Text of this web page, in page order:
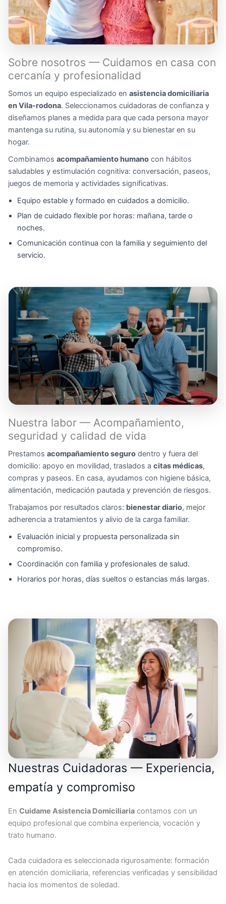
Sobre nosotros — Cuidamos en casa con
cercanía y profesionalidad
Somos un equipo especializado en asistencia domiciliaria
en Vila-rodona. Seleccionamos cuidadoras de confianza y
diseñamos planes a medida para que cada persona mayor
mantenga su rutina, su autonomía y su bienestar en su
hogar.
Combinamos acompañamiento humano con hábitos
saludables y estimulación cognitiva: conversación, paseos,
juegos de memoria y actividades significativas.
Equipo estable y formado en cuidados a domicilio.
Plan de cuidado flexible por horas: mañana, tarde o
noches.
Comunicación continua con la familia y seguimiento del
servicio.
Nuestra labor — Acompañamiento,
seguridad y calidad de vida
Prestamos acompañamiento seguro dentro y fuera del
domicilio: apoyo en movilidad, traslados a citas médicas,
compras y paseos. En casa, ayudamos con higiene básica,
alimentación, medicación pautada y prevención de riesgos.
Trabajamos por resultados claros: bienestar diario, mejor
adherencia a tratamientos y alivio de la carga familiar.
Evaluación inicial y propuesta personalizada sin
compromiso.
Coordinación con familia y profesionales de salud.
Horarios por horas, días sueltos o estancias más largas.
Nuestras Cuidadoras — Experiencia,
empatía y compromiso
En Cuidame Asistencia Domiciliaria contamos con un
equipo profesional que combina experiencia, vocación y
trato humano.
Cada cuidadora es seleccionada rigurosamente: formación
en atención domiciliaria, referencias verificadas y sensibilidad
hacia los momentos de soledad.